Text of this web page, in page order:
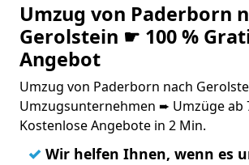
Umzug von Paderborn
Gerolstein ☛ 100 %
Angebot
Umzug von Paderborn nach
Umzugsunternehmen ➨ Umzüge ab
Kostenlose Angebote in 2 Min.
✓ Wir helfen Ihnen, wenn es